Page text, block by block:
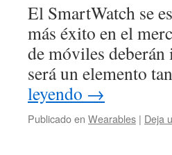
El SmartWatch se
más éxito en el
de móviles
será un elemento
leyendo →
Publicado en Wearables | Deja